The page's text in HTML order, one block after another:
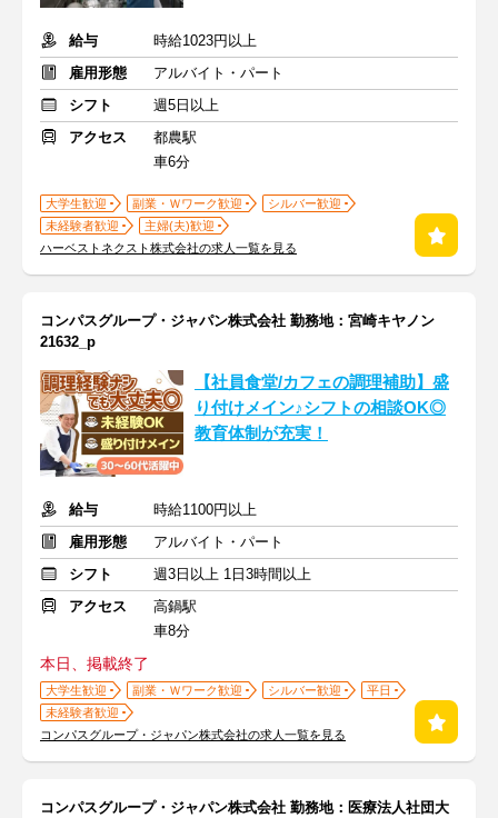
給与
時給1023円以上
雇用形態
アルバイト・パート
シフト
週5日以上
アクセス
都農駅
車6分
大学生歓迎 副業・Ｗワーク歓迎
シルバー歓迎
未経験者歓迎
主婦(夫)歓迎
ハーベストネクスト株式会社の求人一覧を見る
コンパスグループ・ジャパン株式会社 勤務地：宮崎キヤノン
21632_p
【社員食堂/カフェの調理補助】盛
り付けメイン♪シフトの相談OK◎
教育体制が充実！
給与
時給1100円以上
雇用形態
アルバイト・パート
シフト
週3日以上 1日3時間以上
アクセス
高鍋駅
車8分
本日、掲載終了
大学生歓迎 副業・Ｗワーク歓迎 シルバー歓迎
平日
未経験者歓迎
コンパスグループ・ジャパン株式会社の求人一覧を見る
コンパスグループ・ジャパン株式会社 勤務地：医療法人社団大